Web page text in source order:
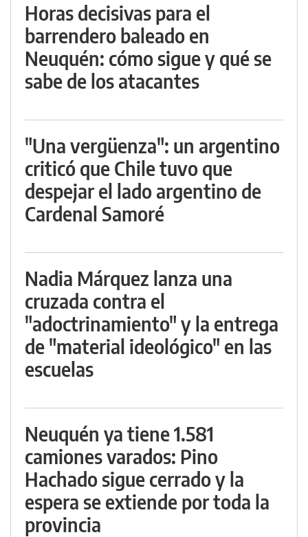
Horas decisivas para el
barrendero baleado en
Neuquén: cómo sigue y qué se
sabe de los atacantes
"Una vergüenza": un argentino
criticó que Chile tuvo que
despejar el lado argentino de
Cardenal Samoré
Nadia Márquez lanza una
cruzada contra el
"adoctrinamiento" y la entrega
de "material ideológico" en las
escuelas
Neuquén ya tiene 1.581
camiones varados: Pino
Hachado sigue cerrado y la
espera se extiende por toda la
provincia